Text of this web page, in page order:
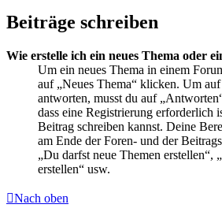
Beiträge schreiben
Wie erstelle ich ein neues Thema oder
Um ein neues Thema in einem
auf „Neues Thema“ klicken. Um
antworten, musst du auf
dass eine Registrierung erforderlich
Beitrag schreiben kannst. Deine
am Ende der Foren- und der
„Du darfst neue Themen erstellen“,
erstellen“ usw.
Nach oben